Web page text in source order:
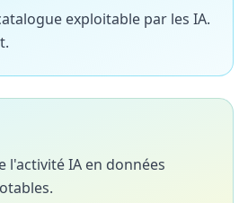
exploitable par les IA.
l'activité IA en données